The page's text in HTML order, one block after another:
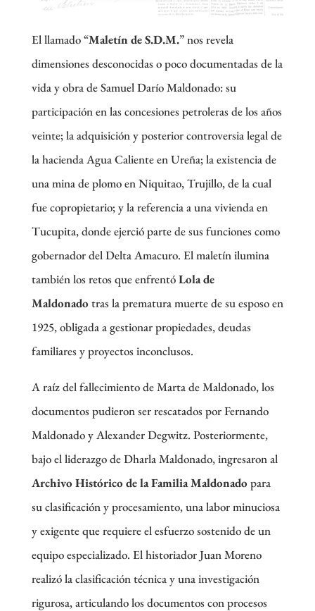
El llamado “Maletín de S.D.M.” nos revela
dimensiones desconocidas o poco documentadas de la
vida y obra de Samuel Darío Maldonado: su
participación en las concesiones petroleras de los años
veinte; la adquisición y posterior controversia legal de
la hacienda Agua Caliente en Ureña; la existencia de
una mina de plomo en Niquitao, Trujillo, de la cual
fue copropietario; y la referencia a una vivienda en
Tucupita, donde ejerció parte de sus funciones como
gobernador del Delta Amacuro. El maletín ilumina
también los retos que enfrentóLola de
Maldonadotras la prematura muerte de su esposo en
1925, obligada a gestionar propiedades, deudas
familiares y proyectos inconclusos.
A raíz del fallecimiento de Marta de Maldonado, los
documentos pudieron ser rescatados por Fernando
Maldonado y Alexander Degwitz. Posteriormente,
bajo el liderazgo de Dharla Maldonado, ingresaron al
Archivo Histórico de la Familia Maldonadopara
su clasificación y procesamiento, una labor minuciosa
y exigente que requiere el esfuerzo sostenido de un
equipo especializado. El historiador Juan Moreno
realizó la clasificación técnica y una investigación
rigurosa, articulando los documentos con procesos